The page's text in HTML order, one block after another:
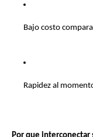
Bajo costo
Rapidez al
Por que interconectar